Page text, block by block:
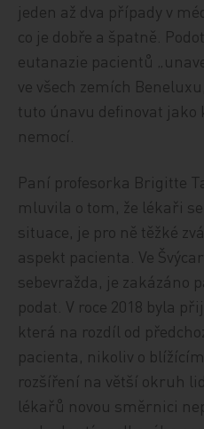
jeden až dva případy v
co je dobře a špatně.
eutanazie pacientů
ve všech zemích
tuto únavu definovat
nemocí.
Paní profesorka Brigitte
mluvila o tom, že lékaři
situace, je pro ně těžké
aspekt pacienta. Ve
sebevražda, je zakázáno
podat. V roce 2018 byla
která na rozdíl od
pacienta, nikoliv o
rozšíření na větší okruh
lékařů novou směrnici